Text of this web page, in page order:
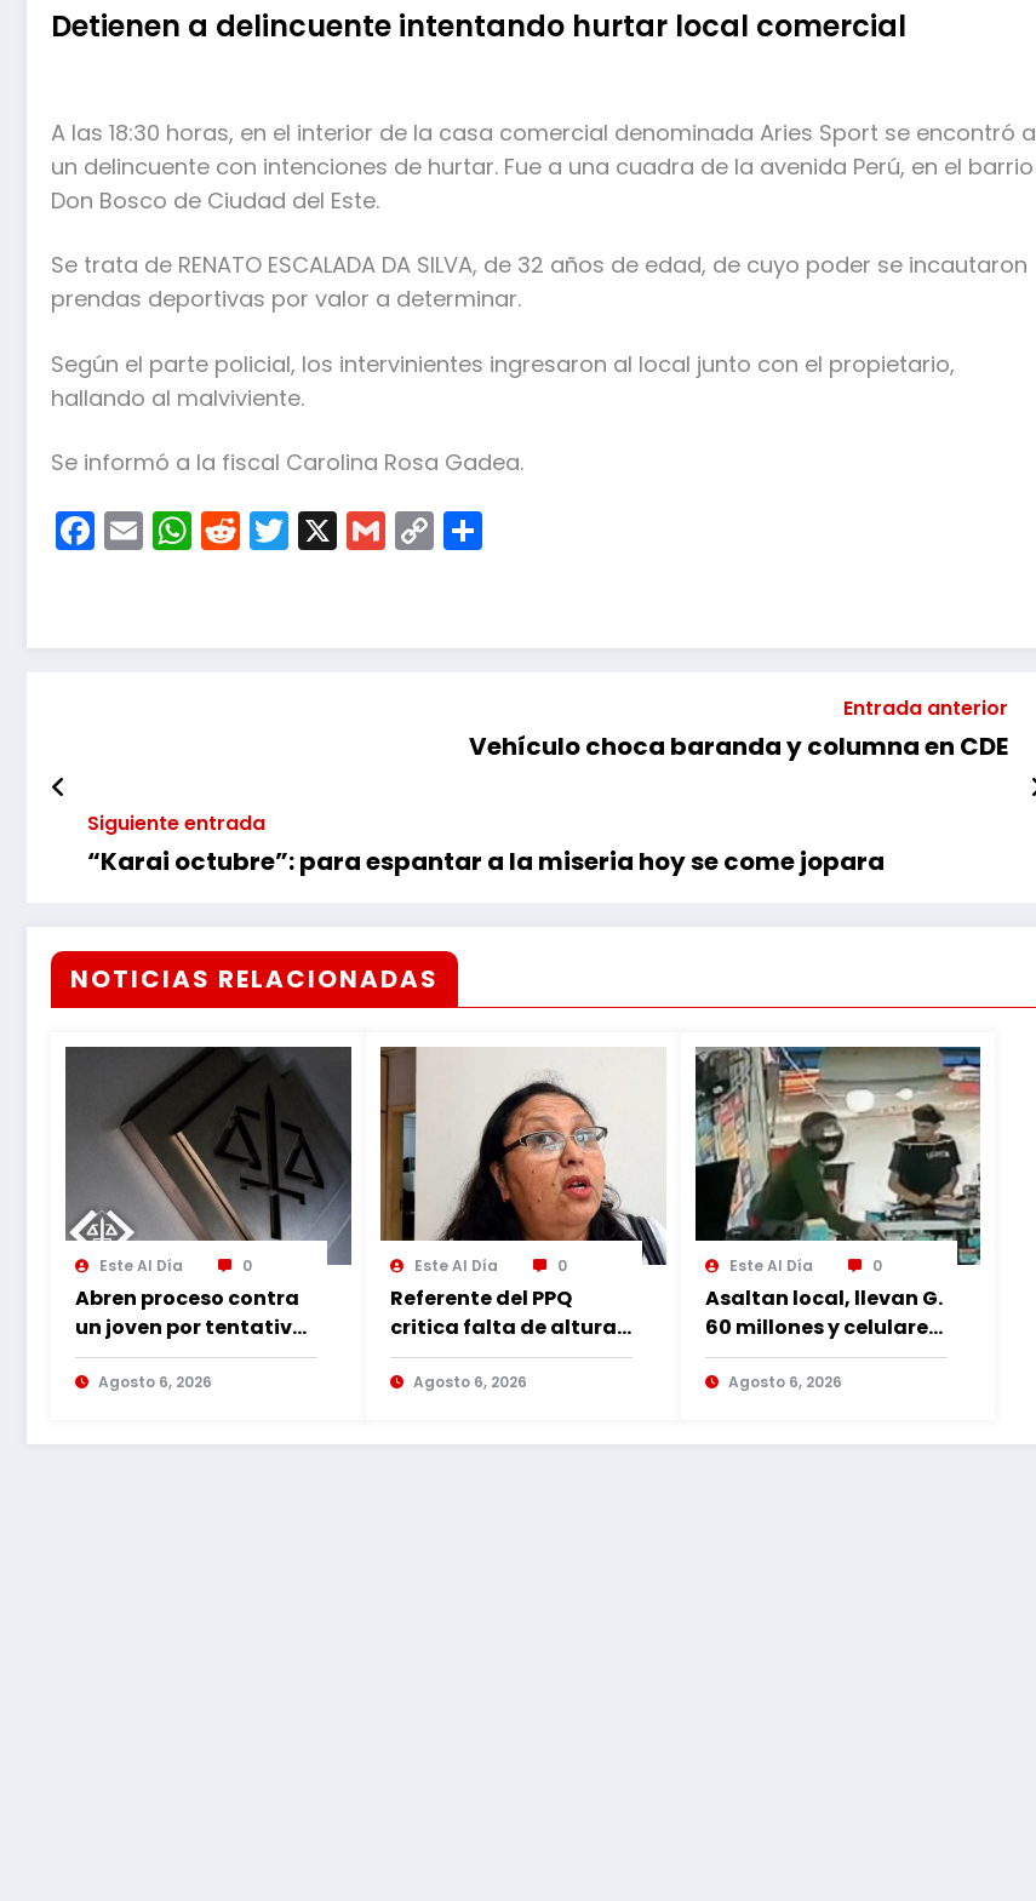
Detienen a delincuente intentando hurtar local comercial
A las 18:30 horas, en el interior de la casa comercial denominada Aries Sport se encontró a
un delincuente con intenciones de hurtar. Fue a una cuadra de la avenida Perú, en el barrio
Don Bosco de Ciudad del Este.
Se trata de RENATO ESCALADA DA SILVA, de 32 años de edad, de cuyo poder se incautaron
prendas deportivas por valor a determinar.
Según el parte policial, los intervinientes ingresaron al local junto con el propietario,
hallando al malviviente.
Se informó a la fiscal Carolina Rosa Gadea.
Facebook
EmailWhatsApp
Reddit
Twitter
X Gmail
Copy
Link
Entrada anterior
Vehículo choca baranda y columna en CDE
Siguiente entrada
“Karai octubre”: para espantar a la miseria hoy se come jopara
NOTICIAS RELACIONADAS
Este Al Día 0
Abren proceso contra
un joven por tentativa
de hurto agravado
Agosto 6, 2026
Este Al Día 0
Referente del PPQ
critica falta de altura
moral del PLRA al
aliarse con corruptos
Agosto 6, 2026
Este Al Día 0
Asaltan local, llevan G.
60 millones y celulares,
recuperan dos
celulares mediante
Agosto 6, 2026